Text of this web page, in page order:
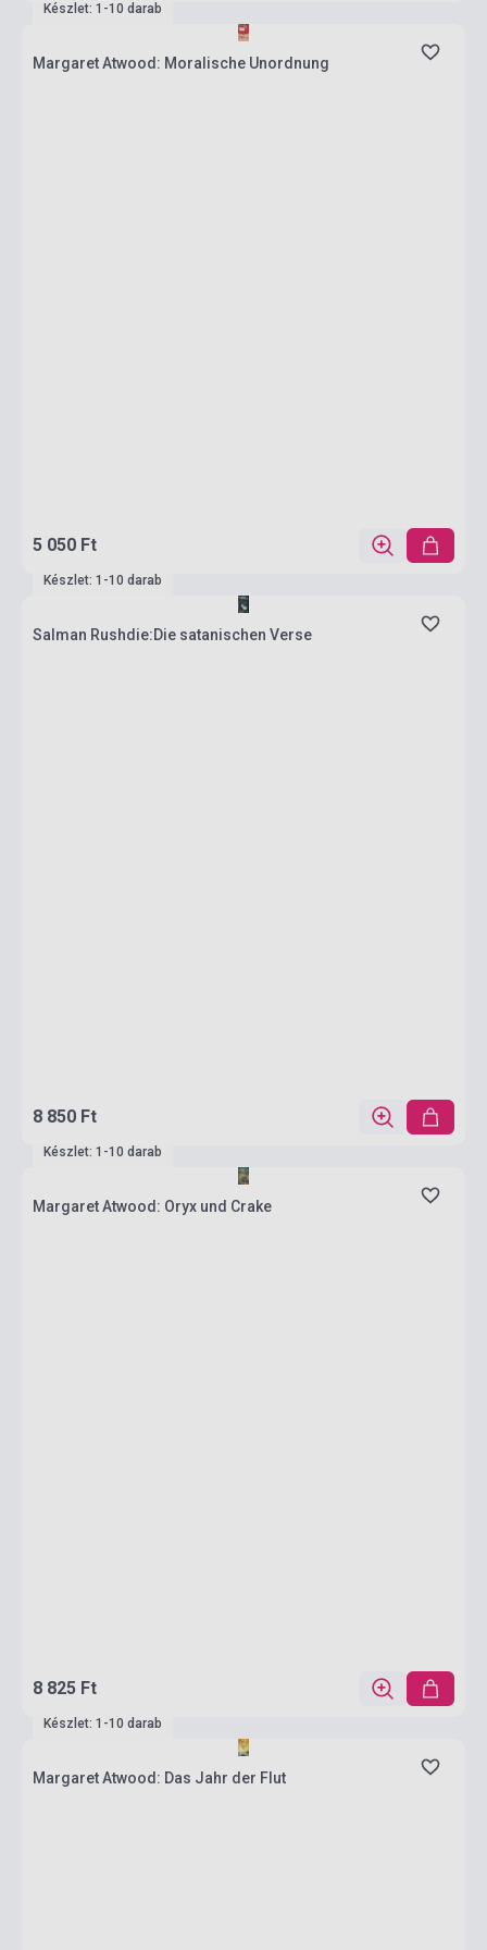
Készlet: 1-10 darab
Margaret Atwood: Moralische Unordnung
5 050 Ft
Készlet: 1-10 darab
Salman Rushdie:Die satanischen Verse
8 850 Ft
Készlet: 1-10 darab
Margaret Atwood: Oryx und Crake
8 825 Ft
Készlet: 1-10 darab
Margaret Atwood: Das Jahr der Flut